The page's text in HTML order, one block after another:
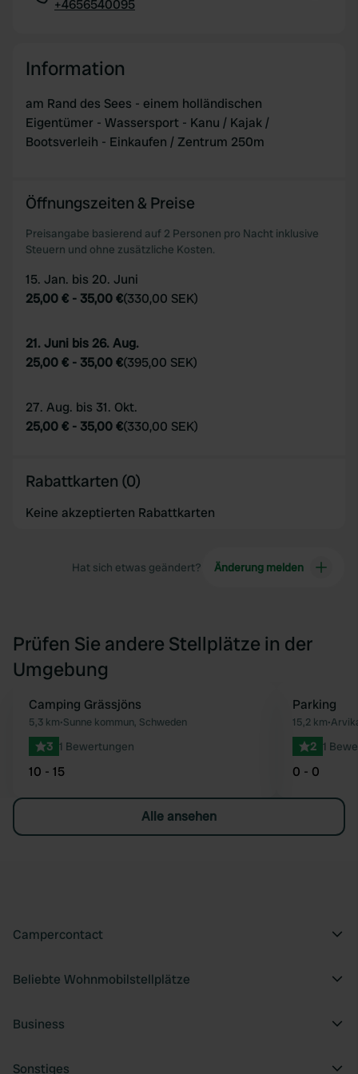
+4656540095
Information
am Rand des Sees - einem holländischen
Eigentümer - Wassersport - Kanu / Kajak /
Bootsverleih - Einkaufen / Zentrum 250m
Öffnungszeiten & Preise
Preisangabe basierend auf 2 Personen pro Nacht inklusive
Steuern und ohne zusätzliche Kosten.
15. Jan. bis 20. Juni
25,00 € - 35,00 €(330,00 SEK)
21. Juni bis 26. Aug.
25,00 € - 35,00 €(395,00 SEK)
27. Aug. bis 31. Okt.
25,00 € - 35,00 €(330,00 SEK)
Rabattkarten (0)
Keine akzeptierten Rabattkarten
Hat sich etwas geändert? Änderung melden
Prüfen Sie andere Stellplätze in der
Umgebung
Camping Grässjöns
5,3 km•Sunne kommun, Schweden
3 1 Bewertungen
10 - 15
Parking
15,2 km•
2 1
0 - 0
Alle ansehen
Campercontact
Beliebte Wohnmobilstellplätze
Business
Sonstiges